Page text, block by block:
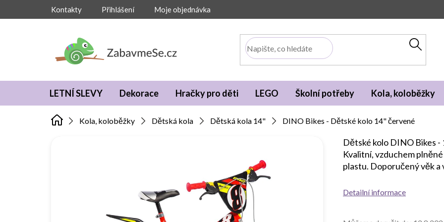
Kontakty Přihlášení Moje objednávka
LETNÍ SLEVY Dekorace Hračky pro děti LEGO Školní potřeby Kola, koloběžky
Kola, koloběžky Dětská kola Dětská kola 14" DINO Bikes - Dětské kolo 14" červené
Dětské kolo DINO Bikes -
Kvalitní, vzduchem
plastu. Doporučený věk a
Detailní informace